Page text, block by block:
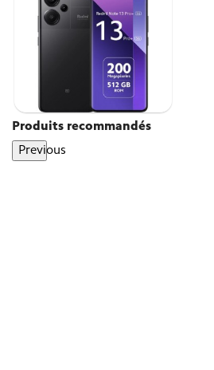
Produits recommandés
Previous